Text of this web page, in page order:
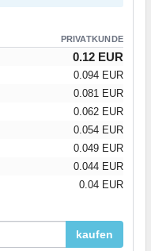
PRIVATKUNDE
0.12 EUR
0.094 EUR
0.081 EUR
0.062 EUR
0.054 EUR
0.049 EUR
0.044 EUR
0.04 EUR
kaufen